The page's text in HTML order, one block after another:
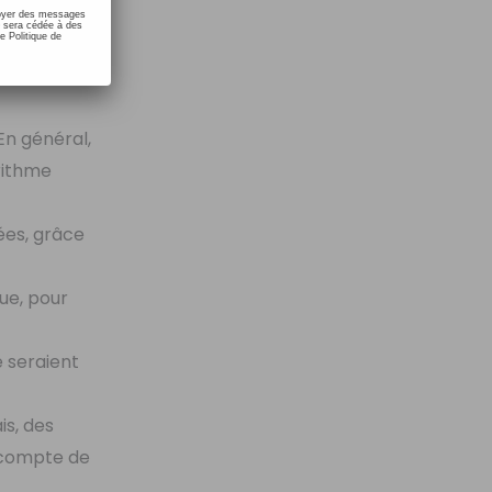
général,
grâce
pour
seraient
des
de
des messages
sera cédée à des
Politique de